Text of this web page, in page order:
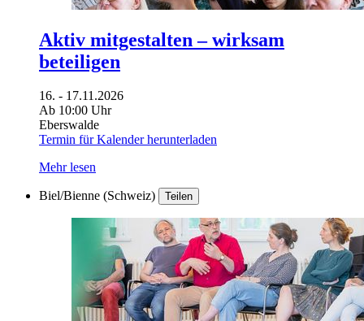
Aktiv mitgestalten – wirksam
beteiligen
16. - 17.11.2026
Ab 10:00 Uhr
Eberswalde
Termin für Kalender herunterladen
Mehr lesen
Biel/Bienne (Schweiz) Teilen